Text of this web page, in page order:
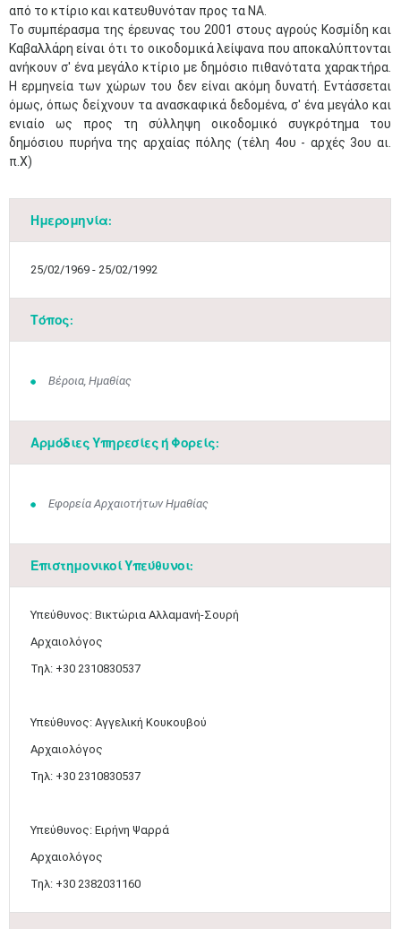
από το κτίριο και κατευθυνόταν προς τα ΝΑ.
Το συμπέρασμα της έρευνας του 2001 στους αγρούς Κοσμίδη και
Καβαλλάρη είναι ότι το οικοδομικά λείψανα που αποκαλύπτονται
ανήκουν σ' ένα μεγάλο κτίριο με δημόσιο πιθανότατα χαρακτήρα.
Η ερμηνεία των χώρων του δεν είναι ακόμη δυνατή. Εντάσσεται
όμως, όπως δείχνουν τα ανασκαφικά δεδομένα, σ' ένα μεγάλο και
ενιαίο ως προς τη σύλληψη οικοδομικό συγκρότημα του
δημόσιου πυρήνα της αρχαίας πόλης (τέλη 4ου - αρχές 3ου αι.
π.Χ)
Ημερομηνία:
25/02/1969 - 25/02/1992
Τόπος:
Βέροια, Ημαθίας
Αρμόδιες Υπηρεσίες ή Φορείς:
Εφορεία Αρχαιοτήτων Ημαθίας
Επιστημονικοί Υπεύθυνοι:
Υπεύθυνος: Βικτώρια Αλλαμανή-Σουρή
Αρχαιολόγος
Τηλ: +30 2310830537
Υπεύθυνος: Αγγελική Κουκουβού
Αρχαιολόγος
Τηλ: +30 2310830537
Υπεύθυνος: Ειρήνη Ψαρρά
Αρχαιολόγος
Τηλ: +30 2382031160